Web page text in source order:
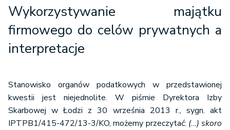
Wykorzystywanie majątku
firmowego do celów prywatnych a
interpretacje
Stanowisko organów podatkowych w przedstawionej
kwestii jest niejednolite. W piśmie Dyrektora Izby
Skarbowej w Łodzi z 30 września 2013 r., sygn. akt
IPTPB1/415-472/13-3/KO, możemy przeczytać: (…) skoro